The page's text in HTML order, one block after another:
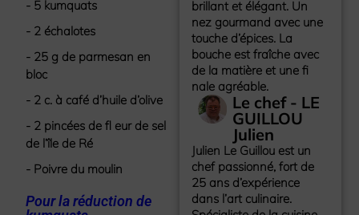
- 5 kumquats
- 2 échalotes
- 25 g de parmesan en
bloc
- 2 c. à café d’huile d’olive
- 2 pincées de fl eur de sel
de l’île de Ré
- Poivre du moulin
Pour la réduction de
brillant et élégant. Un
nez gourmand avec une
touche d’épices. La
bouche est fraîche avec
de la matière et une fi
nale agréable.
Le chef - LE
GUILLOU
Julien
Julien Le Guillou est un
chef passionné, fort de
25 ans d’expérience
dans l’art culinaire.